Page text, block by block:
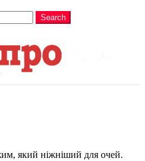
Search
який ніжніший для очей.